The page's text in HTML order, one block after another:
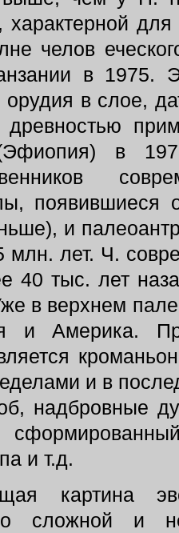
характерной
челов
в 1975.
в слое,
древностью
в
и
лет. Ч.
40 тыс. лет
в верхнем
и Америка.
и в
надбровные
и т.д.
картина
сложной и